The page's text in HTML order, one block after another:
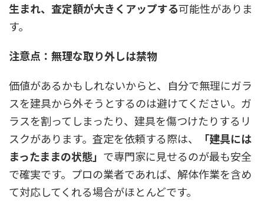
生まれ、査定額が大きくアップする可能性がありま
す。
注意点：無理な取り外しは禁物
価値があるかもしれないからと、自分で無理にガラ
スを建具から外そうとするのは避けてください。ガ
ラスを割ってしまったり、建具を傷つけたりするリ
スクがあります。査定を依頼する際は、
「建具には
まったままの状態」 で専門家に見せるのが最も安全
で確実です。プロの業者であれば、解体作業を含め
て対応してくれる場合がほとんどです。